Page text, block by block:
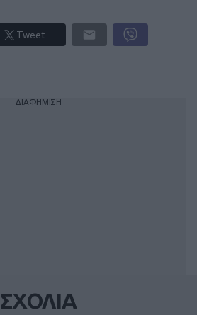
Tweet
ΔΙΑΦΗΜΙΣΗ
ΣΧΟΛΙΑ